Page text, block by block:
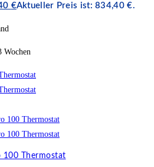
€Aktueller Preis ist: 834,40 €.
Wochen
100 Thermostat